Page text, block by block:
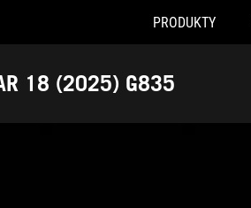
PRODUKTY
18 (2025) G835